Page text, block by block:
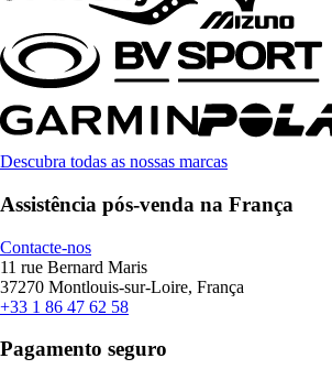
Descubra todas as nossas marcas
Assistência pós-venda na França
Contacte-nos
11 rue Bernard Maris
37270 Montlouis-sur-Loire, França
+33 1 86 47 62 58
Pagamento seguro